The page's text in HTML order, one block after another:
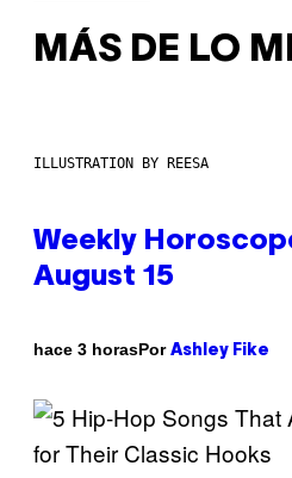
MÁS DE LO
ILLUSTRATION BY REESA
Weekly
August 15
hace 3 horasPor Ashley Fike